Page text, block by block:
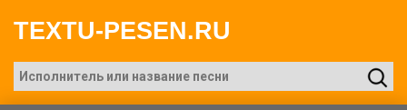
TEXTU-PESEN.RU